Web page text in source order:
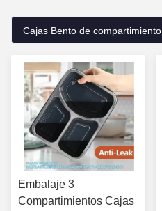
Cajas Bento de compartimiento
Embalaje 3
Compartimientos Cajas